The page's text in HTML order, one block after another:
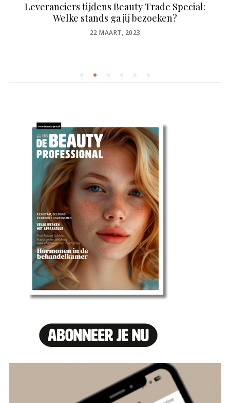
Leveranciers tijdens Beauty Trade Special:
Welke stands ga jij bezoeken?
POSTED
22 MAART, 2023